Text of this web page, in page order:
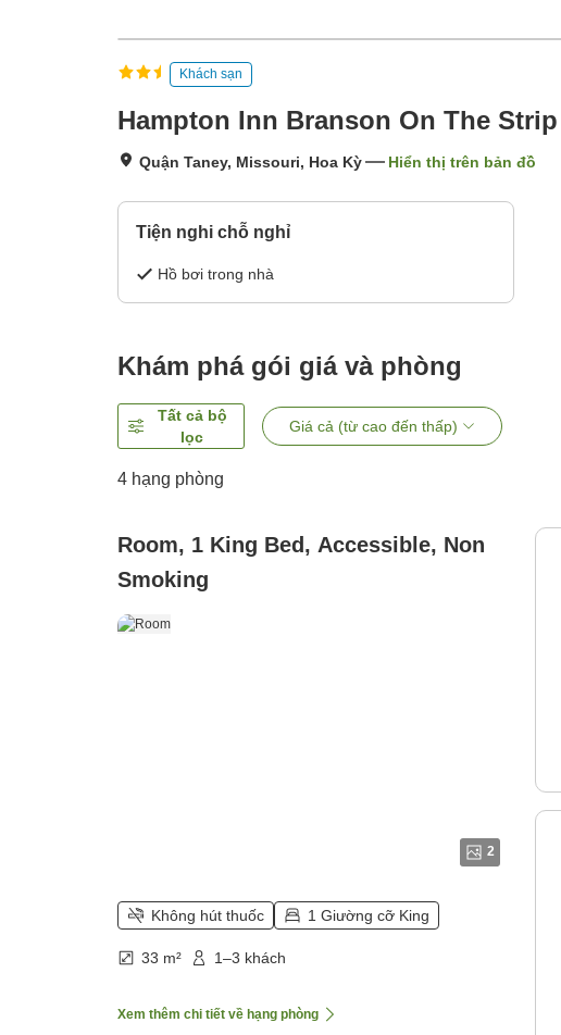
Khách sạn
Hampton Inn Branson On The Strip
Quận Taney, Missouri, Hoa Kỳ Hiển thị trên bản đồ
Tiện nghi chỗ nghỉ
Hồ bơi trong nhà
Khám phá gói giá và phòng
Tất cả bộ
lọc
Giá cả (từ cao đến thấp)
4 hạng phòng
Room, 1 King Bed, Accessible, Non
Smoking
2
Không hút thuốc 1 Giường cỡ King
33 m² 1–3 khách
Xem thêm chi tiết về hạng phòng